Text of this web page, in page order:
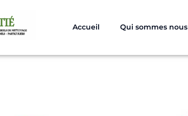
Accueil Qui sommes nous